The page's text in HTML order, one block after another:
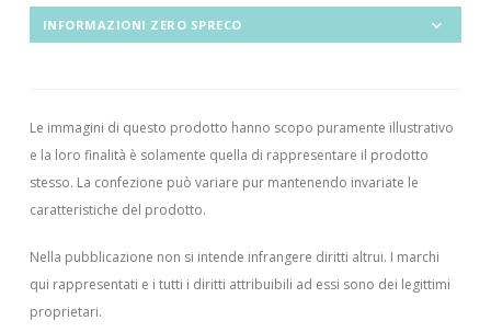
INFORMAZIONI ZERO SPRECO
Le immagini di questo prodotto hanno scopo puramente illustrativo
e la loro finalità è solamente quella di rappresentare il prodotto
stesso. La confezione può variare pur mantenendo invariate le
caratteristiche del prodotto.
Nella pubblicazione non si intende infrangere diritti altrui. I marchi
qui rappresentati e i tutti i diritti attribuibili ad essi sono dei legittimi
proprietari.